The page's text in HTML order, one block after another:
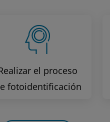
el proceso
fotoidentificación